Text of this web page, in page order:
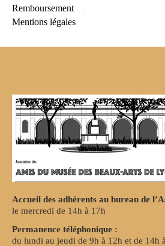
Remboursement
Mentions légales
Accueil des adhérents au bureau de
le mercredi de 14h à 17h
Permanence téléphonique :
du lundi au jeudi de 9h à 12h et de 14h